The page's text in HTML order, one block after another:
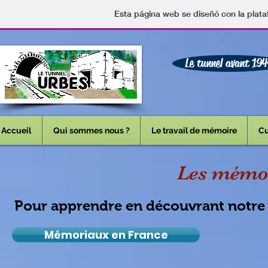
Esta página web se diseñó con la
Le tunnel avant
Accueil Qui sommes nous ? Le travail de mémoire
Les
Pour apprendre en découvrant
Mémoriaux en France